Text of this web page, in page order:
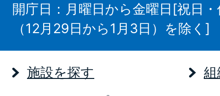
開庁日：月曜日から金曜日[祝日
（12月29日から1月3日）を除く]
施設を探す